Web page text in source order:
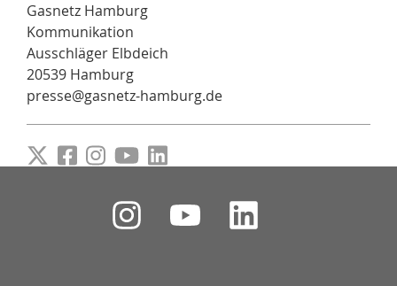
Gasnetz Hamburg
Kommunikation
Ausschläger Elbdeich
20539 Hamburg
presse@gasnetz-hamburg.de